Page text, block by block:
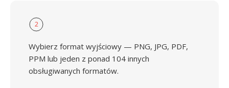
2
Wybierz format wyjściowy — PNG, JPG, PDF,
PPM lub jeden z ponad 104 innych
obsługiwanych formatów.